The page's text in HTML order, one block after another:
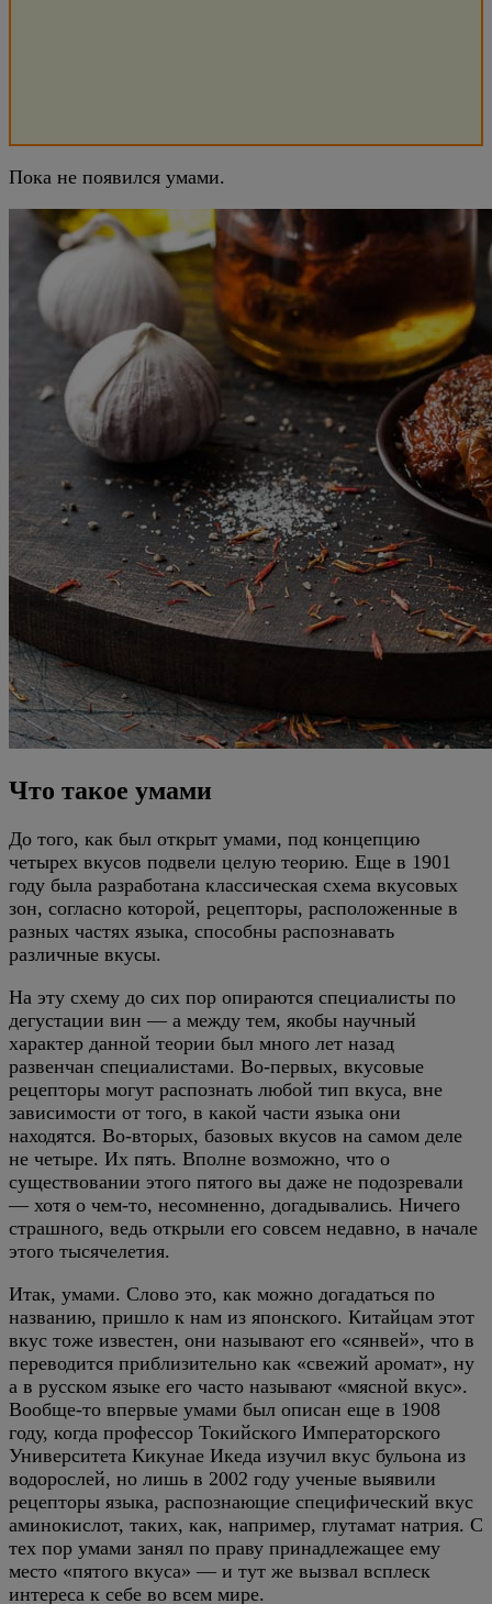
Пока не появился умами.
Что такое умами
До того, как был открыт умами, под концепцию
четырех вкусов подвели целую теорию. Еще в 1901
году была разработана классическая схема вкусовых
зон, согласно которой, рецепторы, расположенные в
разных частях языка, способны распознавать
различные вкусы.
На эту схему до сих пор опираются специалисты по
дегустации вин — а между тем, якобы научный
характер данной теории был много лет назад
развенчан специалистами. Во-первых, вкусовые
рецепторы могут распознать любой тип вкуса, вне
зависимости от того, в какой части языка они
находятся. Во-вторых, базовых вкусов на самом деле
не четыре. Их пять. Вполне возможно, что о
существовании этого пятого вы даже не подозревали
— хотя о чем-то, несомненно, догадывались. Ничего
страшного, ведь открыли его совсем недавно, в начале
этого тысячелетия.
Итак, умами. Слово это, как можно догадаться по
названию, пришло к нам из японского. Китайцам этот
вкус тоже известен, они называют его «сянвей», что в
переводится приблизительно как «свежий аромат», ну
а в русском языке его часто называют «мясной вкус».
Вообще-то впервые умами был описан еще в 1908
году, когда профессор Токийского Императорского
Университета Кикунае Икеда изучил вкус бульона из
водорослей, но лишь в 2002 году ученые выявили
рецепторы языка, распознающие специфический вкус
аминокислот, таких, как, например, глутамат натрия. С
тех пор умами занял по праву принадлежащее ему
место «пятого вкуса» — и тут же вызвал всплеск
интереса к себе во всем мире.